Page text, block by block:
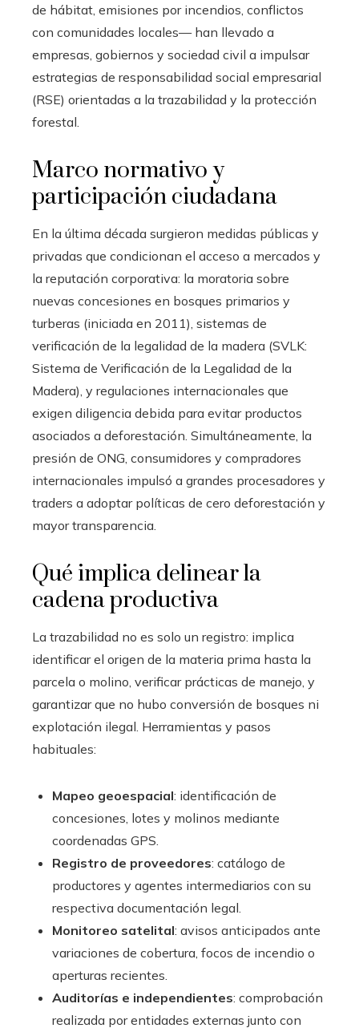
de hábitat, emisiones por incendios, conflictos
con comunidades locales— han llevado a
empresas, gobiernos y sociedad civil a impulsar
estrategias de responsabilidad social empresarial
(RSE) orientadas a la trazabilidad y la protección
forestal.
Marco normativo y
participación ciudadana
En la última década surgieron medidas públicas y
privadas que condicionan el acceso a mercados y
la reputación corporativa: la moratoria sobre
nuevas concesiones en bosques primarios y
turberas (iniciada en 2011), sistemas de
verificación de la legalidad de la madera (SVLK:
Sistema de Verificación de la Legalidad de la
Madera), y regulaciones internacionales que
exigen diligencia debida para evitar productos
asociados a deforestación. Simultáneamente, la
presión de ONG, consumidores y compradores
internacionales impulsó a grandes procesadores y
traders a adoptar políticas de cero deforestación y
mayor transparencia.
Qué implica delinear la
cadena productiva
La trazabilidad no es solo un registro: implica
identificar el origen de la materia prima hasta la
parcela o molino, verificar prácticas de manejo, y
garantizar que no hubo conversión de bosques ni
explotación ilegal. Herramientas y pasos
habituales:
Mapeo geoespacial: identificación de
concesiones, lotes y molinos mediante
coordenadas GPS.
Registro de proveedores: catálogo de
productores y agentes intermediarios con su
respectiva documentación legal.
Monitoreo satelital: avisos anticipados ante
variaciones de cobertura, focos de incendio o
aperturas recientes.
Auditorías e independientes: comprobación
realizada por entidades externas junto con